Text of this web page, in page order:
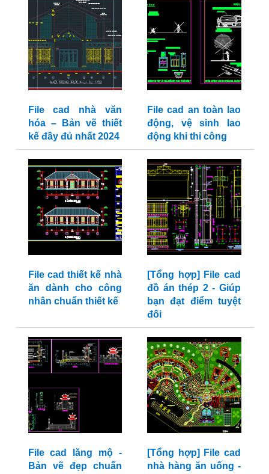
File cad nhà văn
hóa – Bản vẽ thiết
kế đầy đủ nhất 2024
File cad an toàn lao
động, vệ sinh lao
động khi thi công
File cad thiết kế nhà
ăn dành cho công
nhân chuẩn thiết kế
[Tổng hợp] File cad
đồ án thép 2 - Giúp
bạn đạt điểm tuyệt
đối
File cad lăng mộ -
Bản vẽ đẹp chuẩn
[Tổng hợp] File cad
nhà hàng ăn uống -